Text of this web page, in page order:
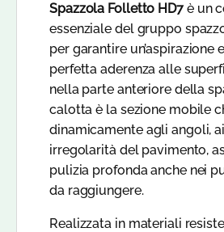
Spazzola Folletto HD7è un
essenziale del gruppo
per garantire un’aspirazione
perfetta aderenza alle
nella parte anteriore della
calotta è la sezione mobile
dinamicamente agli angoli,
irregolarità del pavimento,
pulizia profonda anche nei
da raggiungere.
Realizzata in materiali